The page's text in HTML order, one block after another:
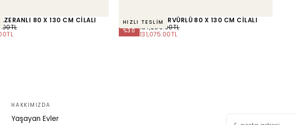
80 X 130 CM CİLALI BÜFET BÜFE NERVÜRLÜ 80 X 130 CM CİLALI
HIZLI TESLİM
%30 NORMAL
FIYAT
187,250.00TL
MINIMUM
131,075.00TL
HAKKIMIZDA
Yaşayan Evler
POSTA